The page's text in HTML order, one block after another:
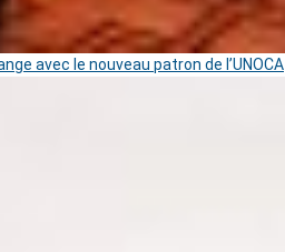
avec le nouveau patron de l’UNOCA